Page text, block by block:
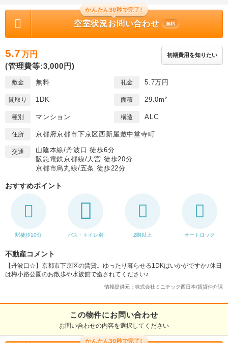
かんたん30秒で完了!
空室状況お問い合わせ 無料
5.7万円
(管理費等:3,000円)
初期費用を知りたい
敷金 無料 礼金 5.7万円
間取り 1DK 面積 29.0m²
種別 マンション 構造 ALC
住所 京都府京都市下京区西新屋敷中堂寺町
交通
山陰本線/丹波口 徒歩6分
阪急電鉄京都線/大宮 徒歩20分
京都市烏丸線/五条 徒歩22分
おすすめポイント
駅徒歩10分 バス・トイレ別 2階以上 オートロック
不動産コメント
【丹波口☆】京都市下京区の賃貸。ゆったり暮らせる1DKはいかがですか♪休日
は梅小路公園のお散歩や水族館で癒されてください♪
情報提供元：株式会社ミニテック西日本/賃貸仲介課
この物件にお問い合わせ
お問い合わせの内容を選択してください
かんたん30秒で完了!